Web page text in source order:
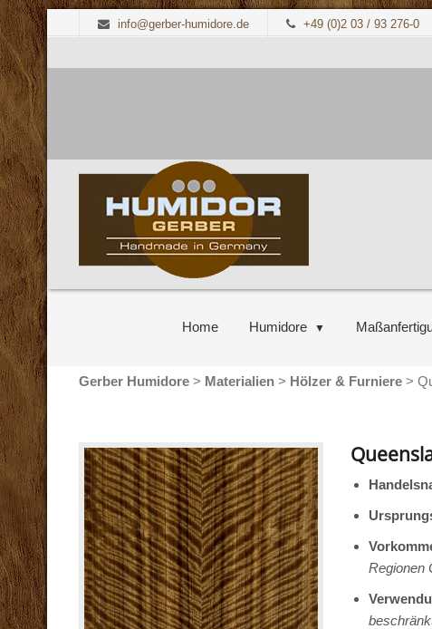
info@gerber-humidore.de +49 (0)2 03 / 93 276-0
Home Humidore
Gerber Humidore > Materialien > Hölzer & Furniere >
Regionen